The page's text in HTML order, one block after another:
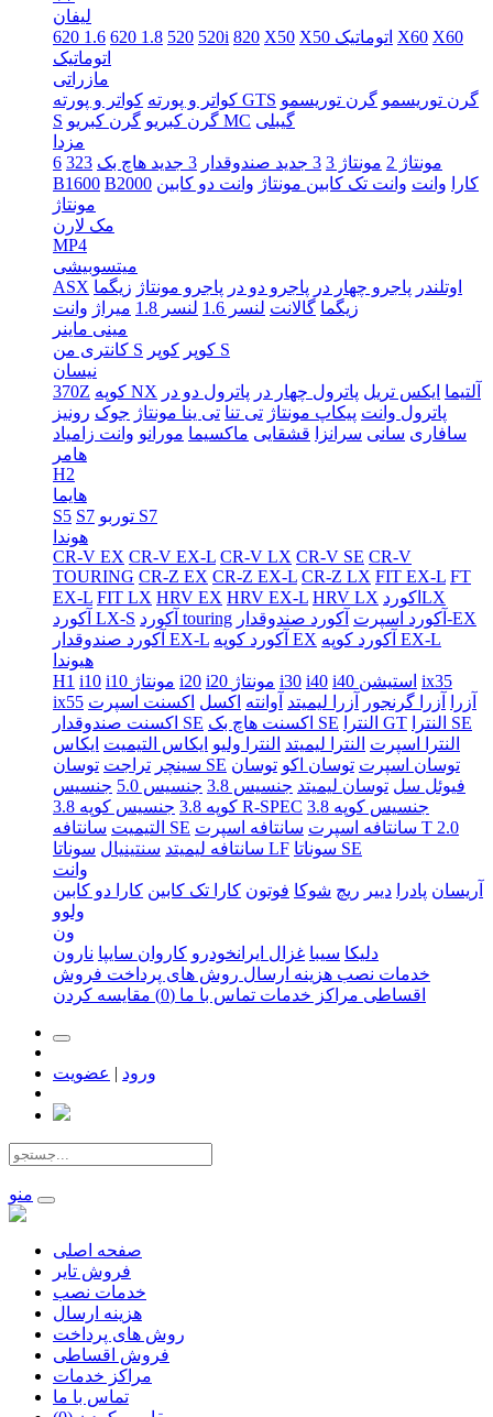
لیفان
620 1.6 620 1.8 520 520i 820 X50 X50 اتوماتیک X60 X60
اتوماتیک
مازراتی
کواتر و پورته کواتر و پورته GTS گرن توریسمو گرن توریسمو
S
گرن کبریو گرن کبریو MC گیبلی
مزدا
مونتاژ 2
مونتاژ 3 3 جدید صندوقدار 3 جدید هاچ بک 323
6
B1600 B2000 کارا وانت وانت تک کابین مونتاژ وانت دو کابین
مونتاژ
مک لارن
MP4
میتسوبیشی
ASX
اوتلندر پاجرو چهار در پاجرو دو در پاجرو مونتاژ زیگما
زیگما گالانت لنسر 1.6 لنسر 1.8 میراژ وانت
مینی ماینر
کانتری من S
کوپر کوپر S
نیسان
370Z
کوپه NX آلتیما ایکس تریل پاترول چهار در پاترول دو در
پاترول وانت پیکاپ مونتاژ تی تنا تی ینا مونتاژ جوک رونیز
سافاری سانی سرانزا قشقایی ماکسیما مورانو وانت زامیاد
هامر
H2
هایما
S5 S7
توربو S7
هوندا
CR-V EX CR-V EX-L CR-V LX CR-V SE CR-V
TOURING CR-Z EX CR-Z EX-L CR-Z LX FIT EX-L FT
EX-L FIT LX HRV EX HRV EX-L HRV LX
اکوردLX
آکورد LX-S
آکورد touring آکورد اسپرت آکورد صندوقدار-EX
آکورد صندوقدار EX-L
آکورد کوپه EX
آکورد کوپه EX-L
هیوندا
H1 i10 i10 مونتاژ i20 i20 مونتاژ i30 i40 i40 استیشن ix35
ix55
آزرا آزرا گرنجور آزرا لیمیتد آوانته اکسل اکسنت اسپرت
اکسنت صندوقدار SE
اکسنت هاچ بک SE النترا GT
النترا SE
النترا اسپرت النترا لیمیتد النترا ولیو ایکاس التیمیت ایکاس
سینچر تراجت توسان SE توسان اسپرت توسان اکو توسان
فیوئل سل توسان لیمیتد جنسیس 3.8 جنسیس 5.0
جنسیس
کوپه 3.8 جنسیس کوپه 3.8 R-SPEC جنسیس کوپه 3.8
التیمیت سانتافه SE سانتافه اسپرت سانتافه اسپرت T 2.0
سانتافه لیمیتد سنتینیال سوناتا LF
سوناتا SE
وانت
آریسان پادرا دییر ریچ شوکا فوتون کارا تک کابین کارا دو کابین
ولوو
ون
دلیکا سیبا غزال ایرانخودرو کاروان سایپا نارون
خدمات نصب هزینه ارسال روش های پرداخت فروش
اقساطی مراکز خدمات تماس با ما (0) مقایسه کردن
ورود | عضویت
منو
صفحه اصلی
فروش تایر
خدمات نصب
هزینه ارسال
روش های پرداخت
فروش اقساطی
مراکز خدمات
تماس با ما